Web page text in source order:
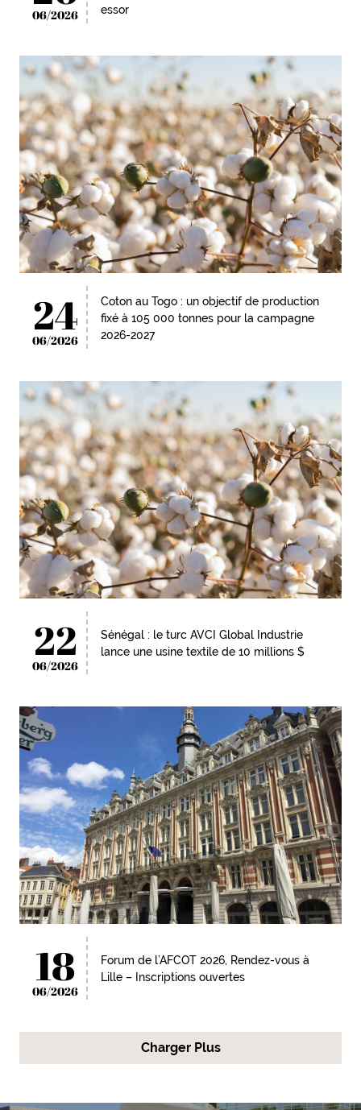
06/2026 essor
24
06/2026
Coton au Togo : un objectif de production
fixé à 105 000 tonnes pour la campagne
2026-2027
22
06/2026
Sénégal : le turc AVCI Global Industrie
lance une usine textile de 10 millions $
18
06/2026
Forum de l’AFCOT 2026, Rendez-vous à
Lille – Inscriptions ouvertes
Charger Plus